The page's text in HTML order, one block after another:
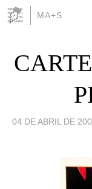
MA+S
04 DE ABRIL DE